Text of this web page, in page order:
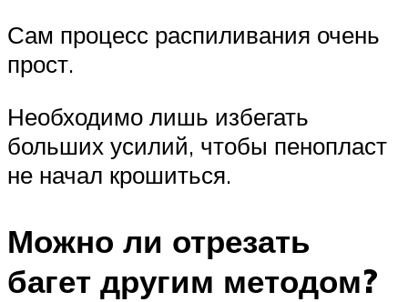
Сам процесс распиливания очень
прост.
Необходимо лишь избегать
больших усилий, чтобы пенопласт
не начал крошиться.
Можно ли отрезать
багет другим методом?